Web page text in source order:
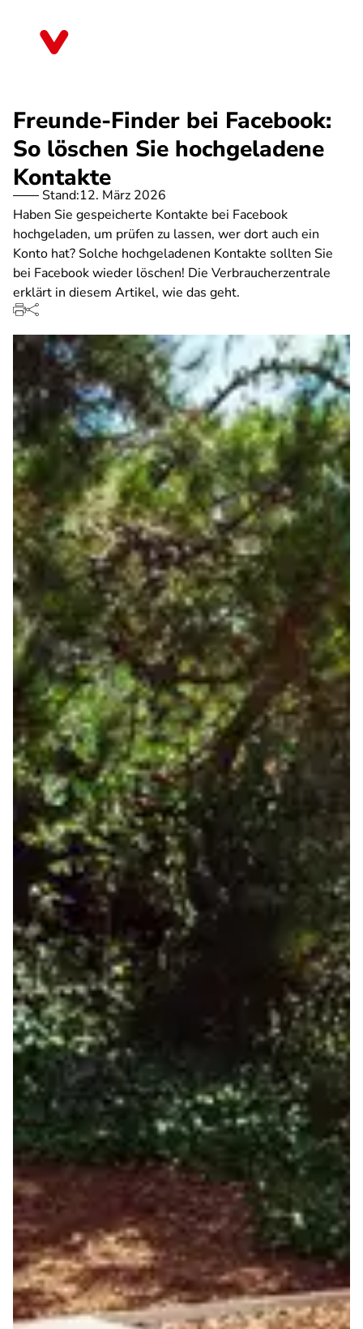
Freunde-Finder bei Facebook:
So löschen Sie hochgeladene
Kontakte
Stand:12. März 2026
Haben Sie gespeicherte Kontakte bei Facebook
hochgeladen, um prüfen zu lassen, wer dort auch ein
Konto hat? Solche hochgeladenen Kontakte sollten Sie
bei Facebook wieder löschen! Die Verbraucherzentrale
erklärt in diesem Artikel, wie das geht.